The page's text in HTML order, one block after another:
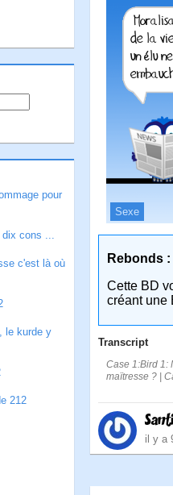
pour
dix cons ...
c'est là où
le kurde y
212
Sexe
Rebonds :
Cette BD
créant une
Transcript
Case 1:Bird 1:
maïtresse ? |
il y a